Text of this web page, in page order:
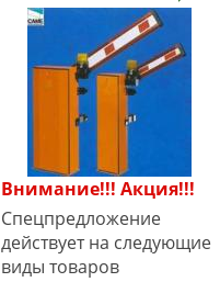
Внимание!!! Акция!!!
Спецпредложение
действует на следующие
виды товаров